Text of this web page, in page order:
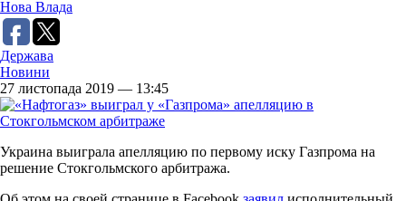
Нова Влада
Держава
Новини
27 листопада 2019 — 13:45
Украина выиграла апелляцию по первому иску Газпрома на
решение Стокгольмского арбитража.